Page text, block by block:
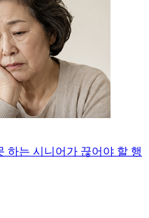
하는 시니어가 끊어야 할 행